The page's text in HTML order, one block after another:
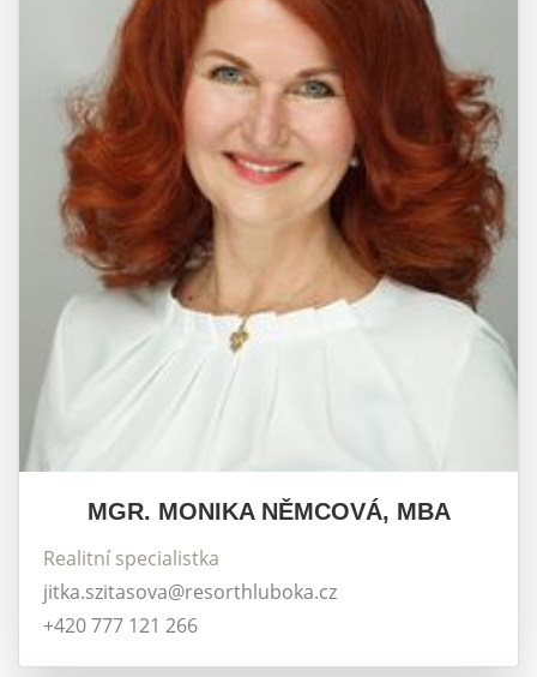
MGR. MONIKA NĚMCOVÁ, MBA
Realitní specialistka
jitka.szitasova@resorthluboka.cz
+420 777 121 266